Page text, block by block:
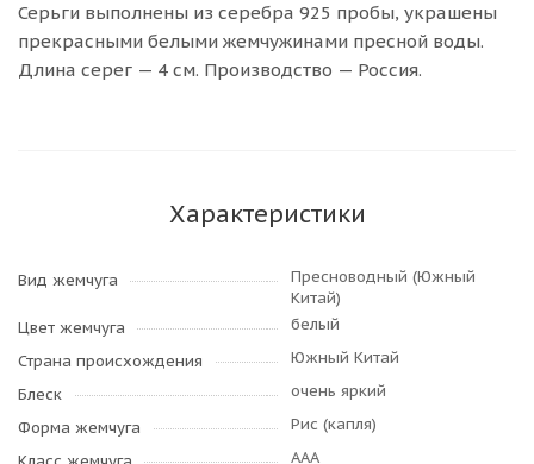
Серьги выполнены из серебра 925 пробы, украшены
прекрасными белыми жемчужинами пресной воды.
Длина серег — 4 см. Производство — Россия.
Характеристики
Вид жемчуга
Пресноводный (Южный
Китай)
Цвет жемчуга
белый
Страна происхождения
Южный Китай
Блеск
очень яркий
Форма жемчуга
Рис (капля)
AAA